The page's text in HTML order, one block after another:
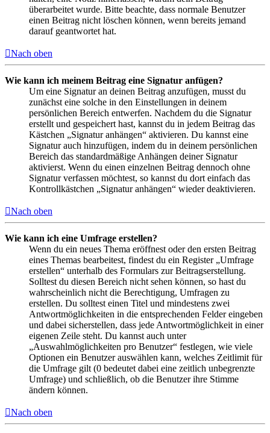
überarbeitet wurde. Bitte beachte, dass normale Benutzer
einen Beitrag nicht löschen können, wenn bereits jemand
darauf geantwortet hat.
Nach oben
Wie kann ich meinem Beitrag eine Signatur anfügen?
Um eine Signatur an deinen Beitrag anzufügen, musst du
zunächst eine solche in den Einstellungen in deinem
persönlichen Bereich entwerfen. Nachdem du die Signatur
erstellt und gespeichert hast, kannst du in jedem Beitrag das
Kästchen „Signatur anhängen“ aktivieren. Du kannst eine
Signatur auch hinzufügen, indem du in deinem persönlichen
Bereich das standardmäßige Anhängen deiner Signatur
aktivierst. Wenn du einen einzelnen Beitrag dennoch ohne
Signatur verfassen möchtest, so kannst du dort einfach das
Kontrollkästchen „Signatur anhängen“ wieder deaktivieren.
Nach oben
Wie kann ich eine Umfrage erstellen?
Wenn du ein neues Thema eröffnest oder den ersten Beitrag
eines Themas bearbeitest, findest du ein Register „Umfrage
erstellen“ unterhalb des Formulars zur Beitragserstellung.
Solltest du diesen Bereich nicht sehen können, so hast du
wahrscheinlich nicht die Berechtigung, Umfragen zu
erstellen. Du solltest einen Titel und mindestens zwei
Antwortmöglichkeiten in die entsprechenden Felder eingeben
und dabei sicherstellen, dass jede Antwortmöglichkeit in einer
eigenen Zeile steht. Du kannst auch unter
„Auswahlmöglichkeiten pro Benutzer“ festlegen, wie viele
Optionen ein Benutzer auswählen kann, welches Zeitlimit für
die Umfrage gilt (0 bedeutet dabei eine zeitlich unbegrenzte
Umfrage) und schließlich, ob die Benutzer ihre Stimme
ändern können.
Nach oben